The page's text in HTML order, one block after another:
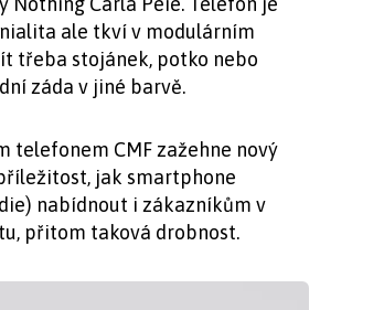
ale tkví v modulárním
třeba stojánek, potko nebo
záda v jiné barvě.
telefonem CMF zažehne nový
jak smartphone
nabídnout i zákazníkům v
přitom taková drobnost.